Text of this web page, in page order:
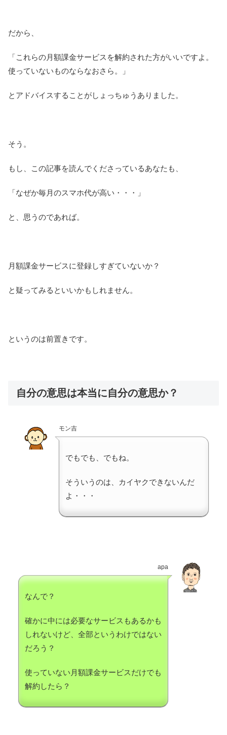
だから、
「これらの月額課金サービスを解約された方がいいですよ。
使っていないものならなおさら。」
とアドバイスすることがしょっちゅうありました。
そう。
もし、この記事を読んでくださっているあなたも、
「なぜか毎月のスマホ代が高い・・・」
と、思うのであれば。
月額課金サービスに登録しすぎていないか？
と疑ってみるといいかもしれません。
というのは前置きです。
自分の意思は本当に自分の意思か？
モン吉
でもでも、でもね。
そういうのは、カイヤクできないんだ
よ・・・
apa
なんで？
確かに中には必要なサービスもあるかも
しれないけど、全部というわけではない
だろう？
使っていない月額課金サービスだけでも
解約したら？